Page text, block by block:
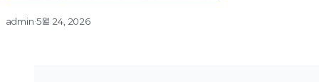
admin·5월 24, 2026